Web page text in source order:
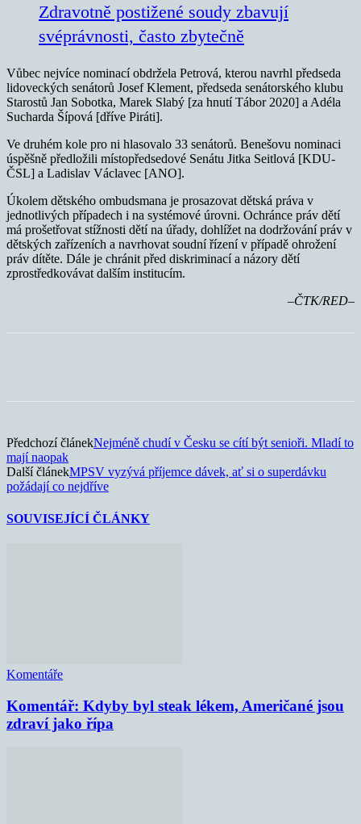
Zdravotně postižené soudy zbavují
svéprávnosti, často zbytečně
Vůbec nejvíce nominací obdržela Petrová, kterou navrhl předseda
lidoveckých senátorů Josef Klement, předseda senátorského klubu
Starostů Jan Sobotka, Marek Slabý [za hnutí Tábor 2020] a Adéla
Sucharda Šípová [dříve Piráti].
Ve druhém kole pro ni hlasovalo 33 senátorů. Benešovu nominaci
úspěšně předložili místopředsedové Senátu Jitka Seitlová [KDU-
ČSL] a Ladislav Václavec [ANO].
Úkolem dětského ombudsmana je prosazovat dětská práva v
jednotlivých případech i na systémové úrovni. Ochránce práv dětí
má prošetřovat stížnosti dětí na úřady, dohlížet na dodržování práv v
dětských zařízeních a navrhovat soudní řízení v případě ohrožení
práv dítěte. Dále je chránit před diskriminací a názory dětí
zprostředkovávat dalším institucím.
–ČTK/RED–
Předchozí článekNejméně chudí v Česku se cítí být senioři. Mladí to
mají naopak
Další článekMPSV vyzývá příjemce dávek, ať si o superdávku
požádají co nejdříve
SOUVISEJÍCÍ ČLÁNKY
Komentáře
Komentář: Kdyby byl steak lékem, Američané jsou
zdraví jako řípa